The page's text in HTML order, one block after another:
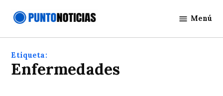
Noticias
Menú
Etiqueta:
Enfermedades